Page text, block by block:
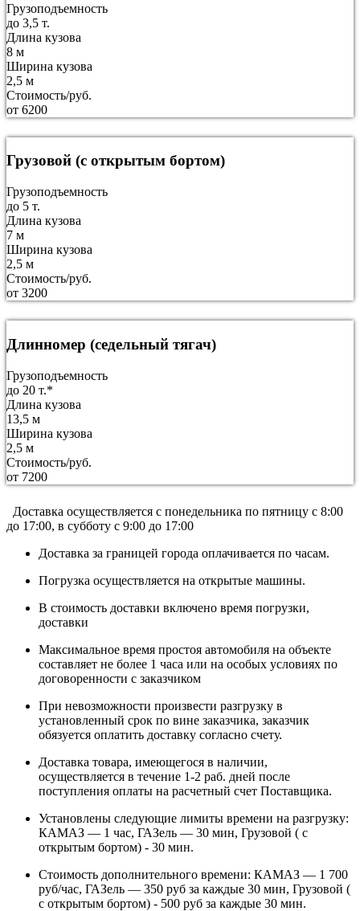
Грузоподъемность
до 3,5 т.
Длина кузова
8 м
Ширина кузова
2,5 м
Стоимость/руб.
от 6200
Грузовой (с открытым бортом)
Грузоподъемность
до 5 т.
Длина кузова
7 м
Ширина кузова
2,5 м
Стоимость/руб.
от 3200
Длинномер (седельный тягач)
Грузоподъемность
до 20 т.*
Длина кузова
13,5 м
Ширина кузова
2,5 м
Стоимость/руб.
от 7200
Доставка осуществляется c понедельника по пятницу с 8:00
до 17:00, в субботу с 9:00 до 17:00
Доставка за границей города оплачивается по часам.
Погрузка осуществляется на открытые машины.
В стоимость доставки включено время погрузки,
доставки
Максимальное время простоя автомобиля на объекте
составляет не более 1 часа или на особых условиях по
договоренности с заказчиком
При невозможности произвести разгрузку в
установленный срок по вине заказчика, заказчик
обязуется оплатить доставку согласно счету.
Доставка товара, имеющегося в наличии,
осуществляется в течение 1-2 раб. дней после
поступления оплаты на расчетный счет Поставщика.
Установлены следующие лимиты времени на разгрузку:
КАМАЗ — 1 час, ГАЗель — 30 мин, Грузовой ( с
открытым бортом) - 30 мин.
Стоимость дополнительного времени: КАМАЗ — 1 700
руб/час, ГАЗель — 350 руб за каждые 30 мин, Грузовой (
с открытым бортом) - 500 руб за каждые 30 мин.